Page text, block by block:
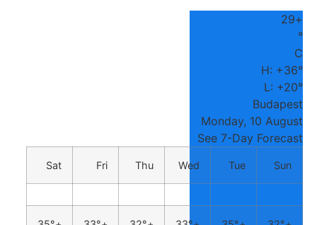
+
29
°
C
H: +36°
L: +20°
Budapest
Monday, 10 August
See 7-Day Forecast
Sun
Tue
Wed
Thu
Fri
Sat